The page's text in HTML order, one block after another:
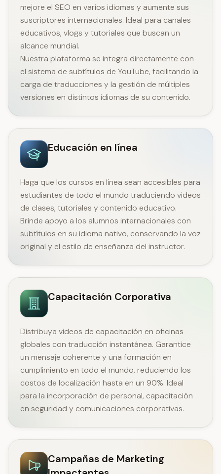
mejore el SEO en varios idiomas y aumente sus
suscriptores internacionales. Ideal para canales
educativos, vlogs y tutoriales que buscan un
alcance mundial.
Nuestra plataforma se integra directamente con
el sistema de subtítulos de YouTube, facilitando la
carga de traducciones y la gestión de múltiples
versiones en distintos idiomas de su contenido.
Educación en línea
Haga que los cursos en línea sean accesibles para
estudiantes de todo el mundo traduciendo videos
de clases, tutoriales y contenido educativo.
Brinde apoyo a los alumnos internacionales con
subtítulos en su idioma nativo, conservando la voz
original y el estilo de enseñanza del instructor.
Capacitación Corporativa
Distribuya videos de capacitación en oficinas
globales con traducción instantánea. Garantice
un mensaje coherente y una formación en
cumplimiento en todo el mundo, reduciendo los
costos de localización hasta en un 90%. Ideal
para la incorporación de personal, capacitación
en seguridad y comunicaciones corporativas.
Campañas de Marketing